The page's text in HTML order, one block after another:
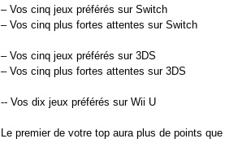
– Vos cinq jeux préférés sur Switch
– Vos cinq plus fortes attentes sur Switch
– Vos cinq jeux préférés sur 3DS
– Vos cinq plus fortes attentes sur 3DS
-- Vos dix jeux préférés sur Wii U
Le premier de votre top aura plus de points